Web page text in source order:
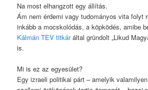
Na most elhangzott egy állítás.
Ám nem érdemi vagy tudományos vita folyt
inkább a mocskolódás, a köpködés, amibe
Kálmán TEV titkáráltal gründolt „Likud
is.
Mi is ez az egyesület?
Egy izraeli politikai párt – amelyik